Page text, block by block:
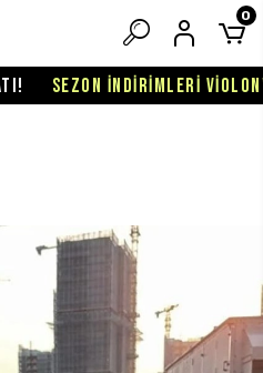
SEZON İNDİRİMLERİ
0